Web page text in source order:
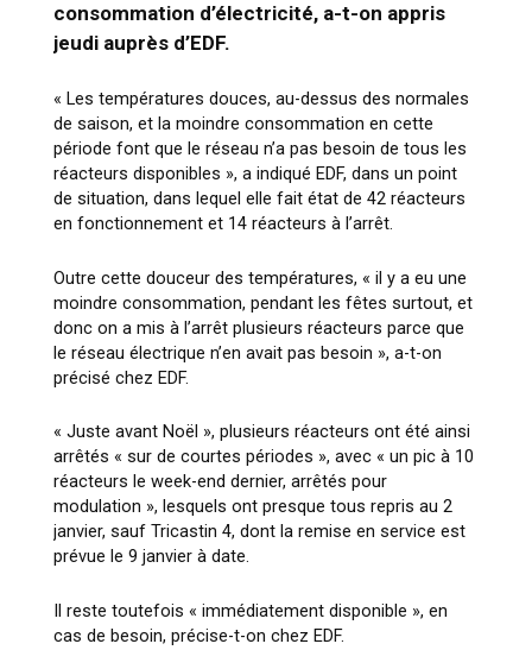
consommation d’électricité, a-t-on appris
jeudi auprès d’EDF.
« Les températures douces, au-dessus des normales
de saison, et la moindre consommation en cette
période font que le réseau n’a pas besoin de tous les
réacteurs disponibles », a indiqué EDF, dans un point
de situation, dans lequel elle fait état de 42 réacteurs
en fonctionnement et 14 réacteurs à l’arrêt.
Outre cette douceur des températures, « il y a eu une
moindre consommation, pendant les fêtes surtout, et
donc on a mis à l’arrêt plusieurs réacteurs parce que
le réseau électrique n’en avait pas besoin », a-t-on
précisé chez EDF.
« Juste avant Noël », plusieurs réacteurs ont été ainsi
arrêtés « sur de courtes périodes », avec « un pic à 10
réacteurs le week-end dernier, arrêtés pour
modulation », lesquels ont presque tous repris au 2
janvier, sauf Tricastin 4, dont la remise en service est
prévue le 9 janvier à date.
Il reste toutefois « immédiatement disponible », en
cas de besoin, précise-t-on chez EDF.